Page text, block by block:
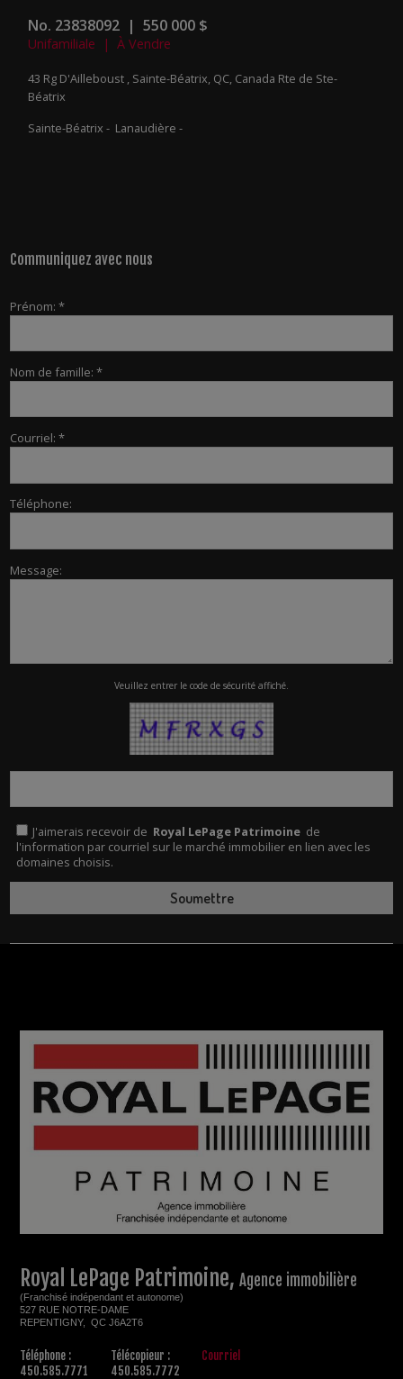
No. 23838092 | 550 000 $
Unifamiliale | À Vendre
43 Rg D'Ailleboust , Sainte-Béatrix, QC, Canada Rte de Ste-
Béatrix
Sainte-Béatrix - Lanaudière -
Communiquez avec nous
Prénom: *
Nom de famille: *
Courriel: *
Téléphone:
Message:
Veuillez entrer le code de sécurité affiché.
J'aimerais recevoir de Royal LePage Patrimoine de
l'information par courriel sur le marché immobilier en lien avec les
domaines choisis.
Royal LePage Patrimoine,Agence immobilière
(Franchisé indépendant et autonome)
527 RUE NOTRE-DAME
REPENTIGNY, QC J6A2T6
Téléphone :
450.585.7771
Télécopieur :
450.585.7772
Courriel